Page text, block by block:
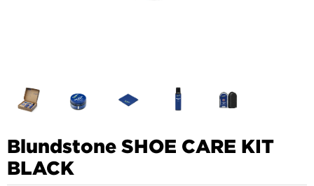
Blundstone SHOE CARE KIT
BLACK